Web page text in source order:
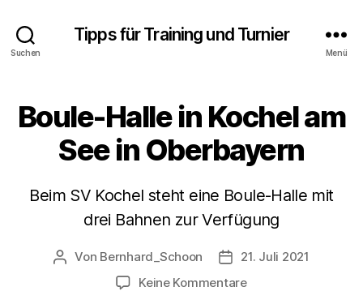
Suchen
Tipps für Training und Turnier
Menü
Boule-Halle in Kochel am
See in Oberbayern
Beim SV Kochel steht eine Boule-Halle mit
drei Bahnen zur Verfügung
Beitragsautor
Von Bernhard_Schoon
21. Juli 2021
Keine Kommentarezu